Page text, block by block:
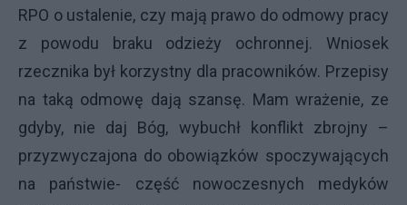
RPO o ustalenie, czy mają prawo do odmowy pracy
z powodu braku odzieży ochronnej. Wniosek
rzecznika był korzystny dla pracowników. Przepisy
na taką odmowę dają szansę. Mam wrażenie, ze
gdyby, nie daj Bóg, wybuchł konflikt zbrojny –
przyzwyczajona do obowiązków spoczywających
na państwie- część nowoczesnych medyków